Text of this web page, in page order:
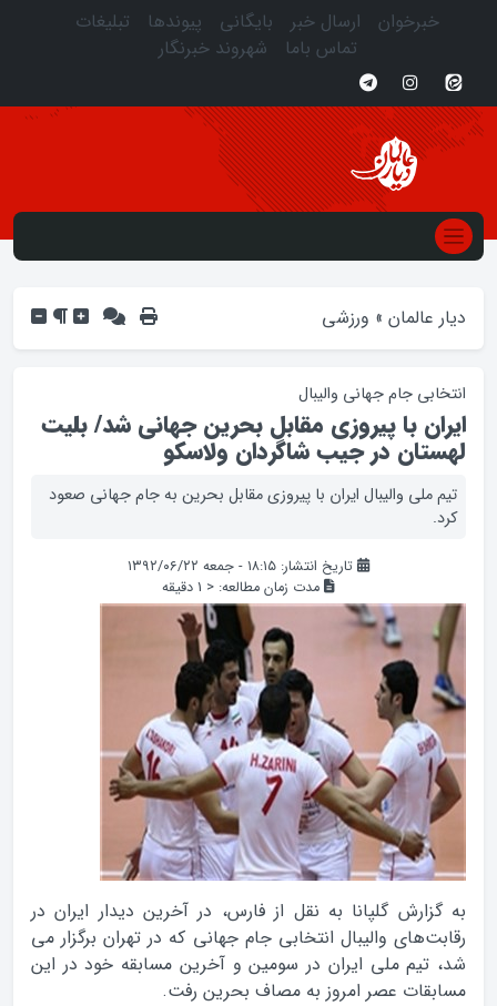
خبرخوان ارسال خبر بایگانی پیوندها
تبلیغات
تماس باما
شهروند خبرنگار
دیار عالمان » ورزشی
انتخابی جام جهانی والیبال
ایران با پیروزی مقابل بحرین جهانی شد/ بلیت
لهستان در جیب شاگردان ولاسکو
تیم ملی والیبال ایران با پیروزی مقابل بحرین به جام جهانی صعود
کرد.
تاریخ انتشار: ۱۸:۱۵ - جمعه ۱۳۹۲/۰۶/۲۲
مدت زمان مطالعه: < 1 دقیقه
به گزارش گلپانا به نقل از فارس، در آخرین دیدار ایران در
رقابت‌های والیبال انتخابی جام جهانی که در تهران برگزار می
شد، تیم ملی ایران در سومین و آخرین مسابقه خود در این
مسابقات عصر امروز به مصاف بحرین رفت.